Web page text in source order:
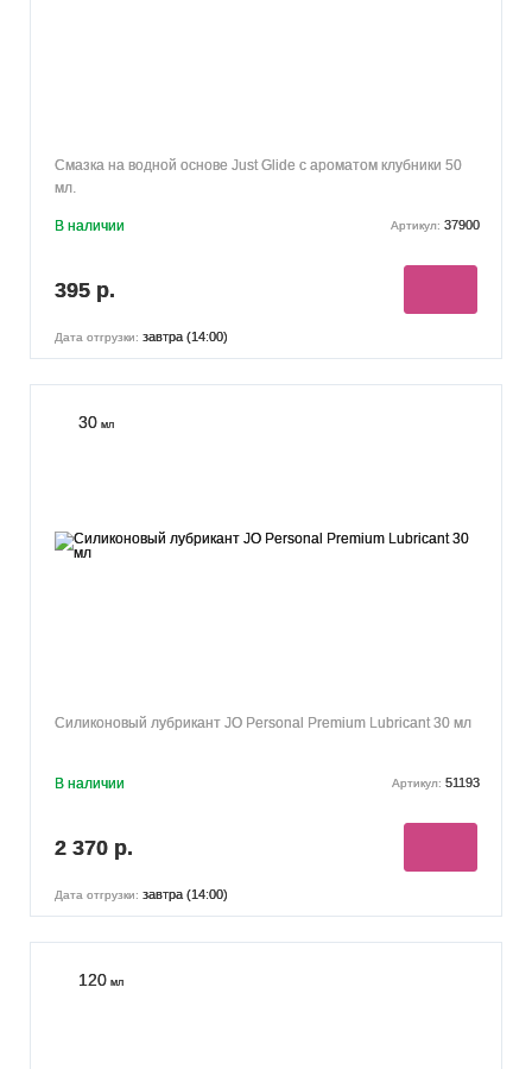
Смазка на водной основе Just Glide с ароматом клубники 50
мл.
В наличии Артикул: 37900
395 р.
Дата отгрузки: завтра (14:00)
30 мл
Cиликоновый лубрикант JO Personal Premium Lubricant 30 мл
В наличии Артикул: 51193
2 370 р.
Дата отгрузки: завтра (14:00)
120 мл